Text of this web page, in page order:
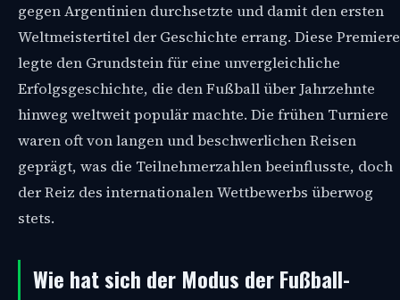
gegen Argentinien durchsetzte und damit den ersten
Weltmeistertitel der Geschichte errang. Diese Premiere
legte den Grundstein für eine unvergleichliche
Erfolgsgeschichte, die den Fußball über Jahrzehnte
hinweg weltweit populär machte. Die frühen Turniere
waren oft von langen und beschwerlichen Reisen
geprägt, was die Teilnehmerzahlen beeinflusste, doch
der Reiz des internationalen Wettbewerbs überwog
stets.
Wie hat sich der Modus der Fußball-